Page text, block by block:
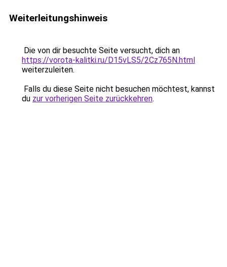
Weiterleitungshinweis
Die von dir besuchte Seite versucht, dich an
https://vorota-kalitki.ru/D15vLS5/2Cz765N.html
weiterzuleiten.
Falls du diese Seite nicht besuchen möchtest, kannst
du zur vorherigen Seite zurückkehren.